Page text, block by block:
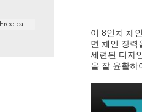
Free call
이 8인치 체
면 체인 장력
세련된 디자
을 잘 윤활하